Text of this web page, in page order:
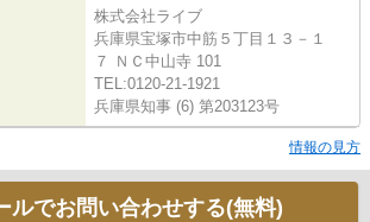
株式会社ライブ
兵庫県宝塚市中筋５丁目１３－１
７ ＮＣ中山寺 101
TEL:0120-21-1921
兵庫県知事 (6) 第203123号
情報の見方
ルでお問い合わせする(無料)